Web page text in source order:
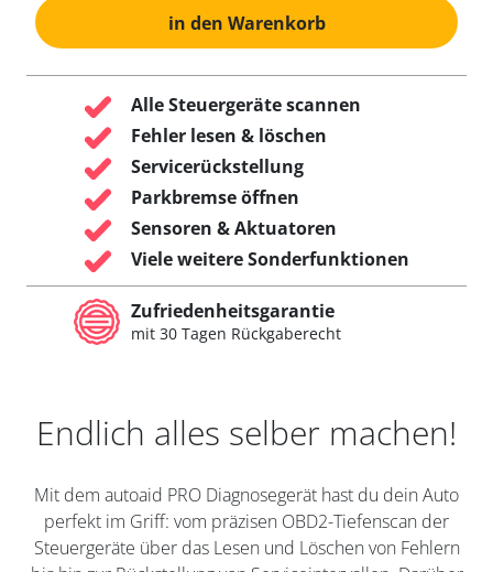
in den Warenkorb
Alle Steuergeräte scannen
Fehler lesen & löschen
Servicerückstellung
Parkbremse öffnen
Sensoren & Aktuatoren
Viele weitere Sonderfunktionen
Zufriedenheitsgarantie
mit 30 Tagen Rückgaberecht
Endlich alles selber machen!
Mit dem autoaid PRO Diagnosegerät hast du dein Auto
perfekt im Griff: vom präzisen OBD2-Tiefenscan der
Steuergeräte über das Lesen und Löschen von Fehlern